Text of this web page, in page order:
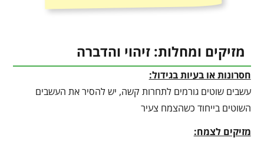
מזיקים ומחלות: זיהוי והדברה
חסרונות או בעיות בגידול:
עשבים שוטים גורמים לתחרות קשה, יש להסיר את העשבים
השוטים בייחוד כשהצמח צעיר
מזיקים לצמח: